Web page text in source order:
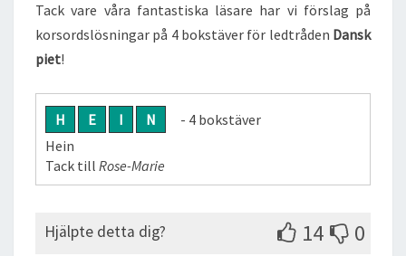
Tack vare våra fantastiska läsare har vi förslag på
korsordslösningar på 4 bokstäver för ledtråden Dansk
piet!
H E I N
- 4 bokstäver
Hein
Tack till Rose-Marie
Hjälpte detta dig? 14 0